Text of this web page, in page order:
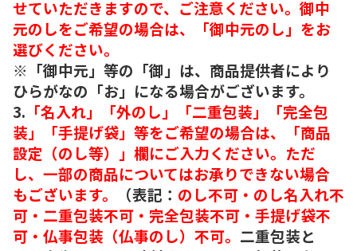
せていただきますので、ご注意ください。御中
元のしをご希望の場合は、「御中元のし」をお
選びください。
※「御中元」等の「御」は、商品提供者により
ひらがなの「お」になる場合がございます。
3. 「名入れ」「外のし」「二重包装」「完全包
装」「手提げ袋」等をご希望の場合は、「商品
設定（のし等）」欄にご入力ください。ただ
し、一部の商品についてはお承りできない場合
もございます。
（表記： のし不可・のし名入れ不
可・二重包装不可・完全包装不可・手提げ袋不
可・仏事包装（仏事のし）不可。 二重包装と